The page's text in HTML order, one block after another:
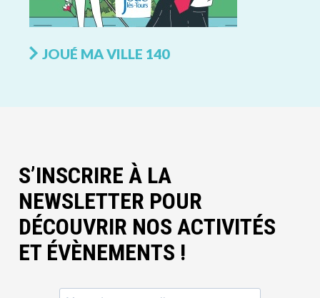
JOUÉ MA VILLE 140
S’INSCRIRE À LA
NEWSLETTER POUR
DÉCOUVRIR NOS ACTIVITÉS
ET ÉVÈNEMENTS !